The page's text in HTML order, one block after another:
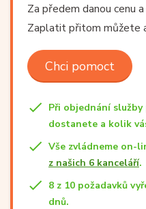
Za předem danou cenu
Zaplatit přitom můžete
Chci pomoct
Při objednání služby
dostanete a kolik
Vše zvládneme on-
z našich 6 kanceláří.
8 z 10 požadavků
dnů.